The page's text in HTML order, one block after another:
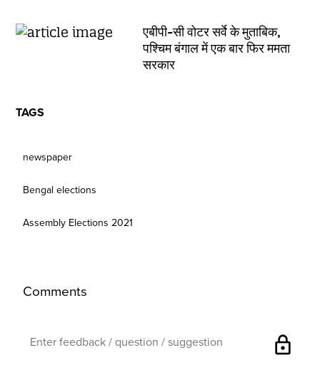
एबीपी-सी वोटर सर्वे के मुताबिक,
पश्चिम बंगाल में एक बार फिर ममता
सरकार
TAGS
newspaper
Bengal elections
Assembly Elections 2021
Comments
lock